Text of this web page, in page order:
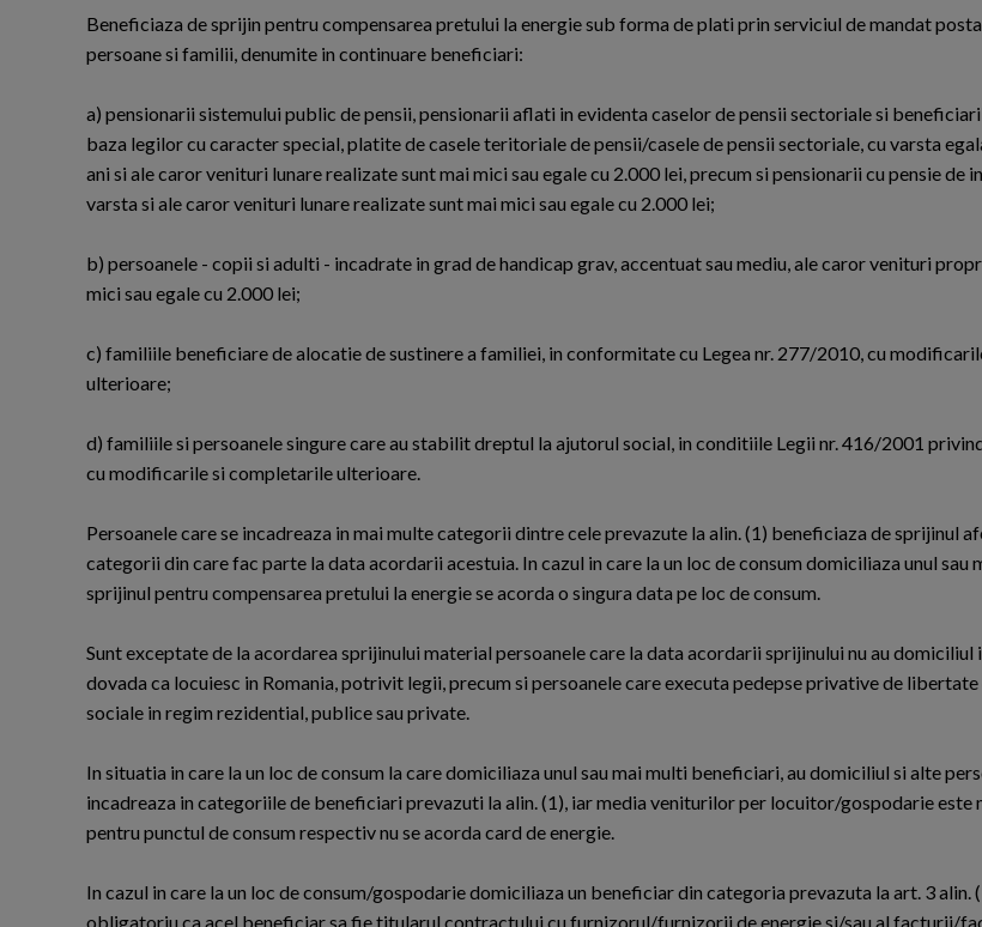
Beneficiaza de sprijin pentru compensarea pretului la energie sub forma de plati prin serviciul de mandat
persoane si familii, denumite in continuare beneficiari:
a) pensionarii sistemului public de pensii, pensionarii aflati in evidenta caselor de pensii sectoriale si
baza legilor cu caracter special, platite de casele teritoriale de pensii/casele de pensii sectoriale, cu varsta
ani si ale caror venituri lunare realizate sunt mai mici sau egale cu 2.000 lei, precum si pensionarii cu pensie de
varsta si ale caror venituri lunare realizate sunt mai mici sau egale cu 2.000 lei;
b) persoanele - copii si adulti - incadrate in grad de handicap grav, accentuat sau mediu, ale caror venituri
mici sau egale cu 2.000 lei;
c) familiile beneficiare de alocatie de sustinere a familiei, in conformitate cu Legea nr. 277/2010, cu
ulterioare;
d) familiile si persoanele singure care au stabilit dreptul la ajutorul social, in conditiile Legii nr. 416/2001
cu modificarile si completarile ulterioare.
Persoanele care se incadreaza in mai multe categorii dintre cele prevazute la alin. (1) beneficiaza de sprijinul
categorii din care fac parte la data acordarii acestuia. In cazul in care la un loc de consum domiciliaza unul sau
sprijinul pentru compensarea pretului la energie se acorda o singura data pe loc de consum.
Sunt exceptate de la acordarea sprijinului material persoanele care la data acordarii sprijinului nu au domiciliul
dovada ca locuiesc in Romania, potrivit legii, precum si persoanele care executa pedepse privative de
sociale in regim rezidential, publice sau private.
In situatia in care la un loc de consum la care domiciliaza unul sau mai multi beneficiari, au domiciliul si alte
incadreaza in categoriile de beneficiari prevazuti la alin. (1), iar media veniturilor per locuitor/gospodarie este
pentru punctul de consum respectiv nu se acorda card de energie.
In cazul in care la un loc de consum/gospodarie domiciliaza un beneficiar din categoria prevazuta la art. 3 alin.
obligatoriu ca acel beneficiar sa fie titularul contractului cu furnizorul/furnizorii de energie si/sau al facturii/